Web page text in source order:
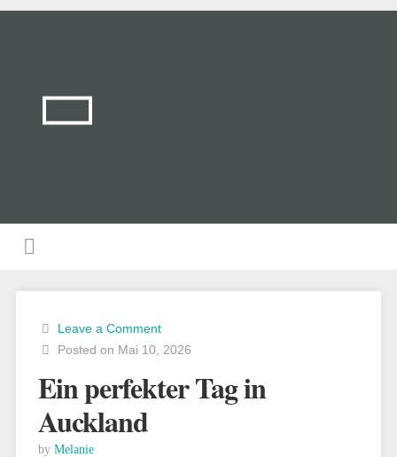
Leave a Comment
Posted on Mai 10, 2026
Ein perfekter Tag in
Auckland
by Melanie